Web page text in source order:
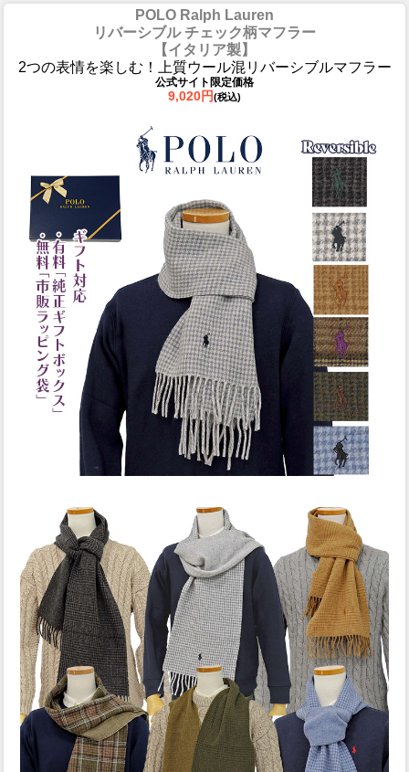
POLO Ralph Lauren
リバーシブル チェック柄マフラー
【イタリア製】
2つの表情を楽しむ！上質ウール混リバーシブルマフラー
公式サイト限定価格
9,020円(税込)